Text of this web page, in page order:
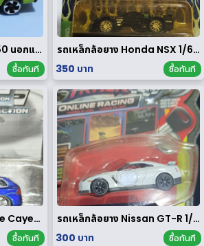
Majorette ฟอร์ด F-150 นอกแพค
ซื้อทันที
รถเหล็กล้อยาง Honda NSX 1/64 ของ rare
350 บาท
ซื้อทันที
รถเหล็กล้อยาง Porsche Cayenne Turbo 1/64
ซื้อทันที
รถเหล็กล้อยาง Nissan GT-R 1/64
300 บาท
ซื้อทันที